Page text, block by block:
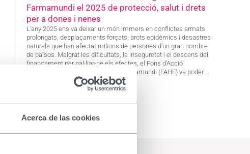
Acerca de las cookies
Farmamundi el 2025 de protecció, salut i drets
per a dones i nenes
L’any 2025 ens va deixar un món immers en conflictes armats
prolongats, desplaçaments forçats, brots epidèmics i desastres
naturals que han afectat milions de persones d’un gran nombre
de països. Malgrat les dificultats, la inseguretat i el descens del
finançament per pal·liar-ne els efectes, el Fons d’Acció
Humanitària i d’Emergències de Farmamundi (FAHE) va poder …